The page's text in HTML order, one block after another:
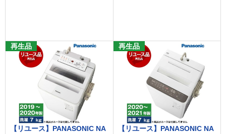
再生品
【リユース】PANASONIC NA
再生品
【リユース】PANASONIC NA